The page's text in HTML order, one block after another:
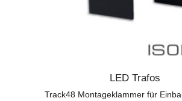
LED Trafos
Track48 Montageklammer für